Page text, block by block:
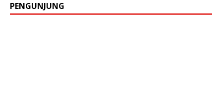
PENGUNJUNG